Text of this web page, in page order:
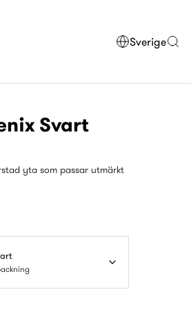
Sverige
Svart
yta som passar utmärkt